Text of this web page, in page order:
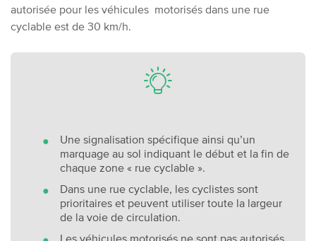
autorisée pour les véhicules motorisés dans une rue
cyclable est de 30 km/h.
Une signalisation spécifique ainsi qu’un
marquage au sol indiquant le début et la fin de
chaque zone « rue cyclable ».
Dans une rue cyclable, les cyclistes sont
prioritaires et peuvent utiliser toute la largeur
de la voie de circulation.
Les véhicules motorisés ne sont pas autorisés